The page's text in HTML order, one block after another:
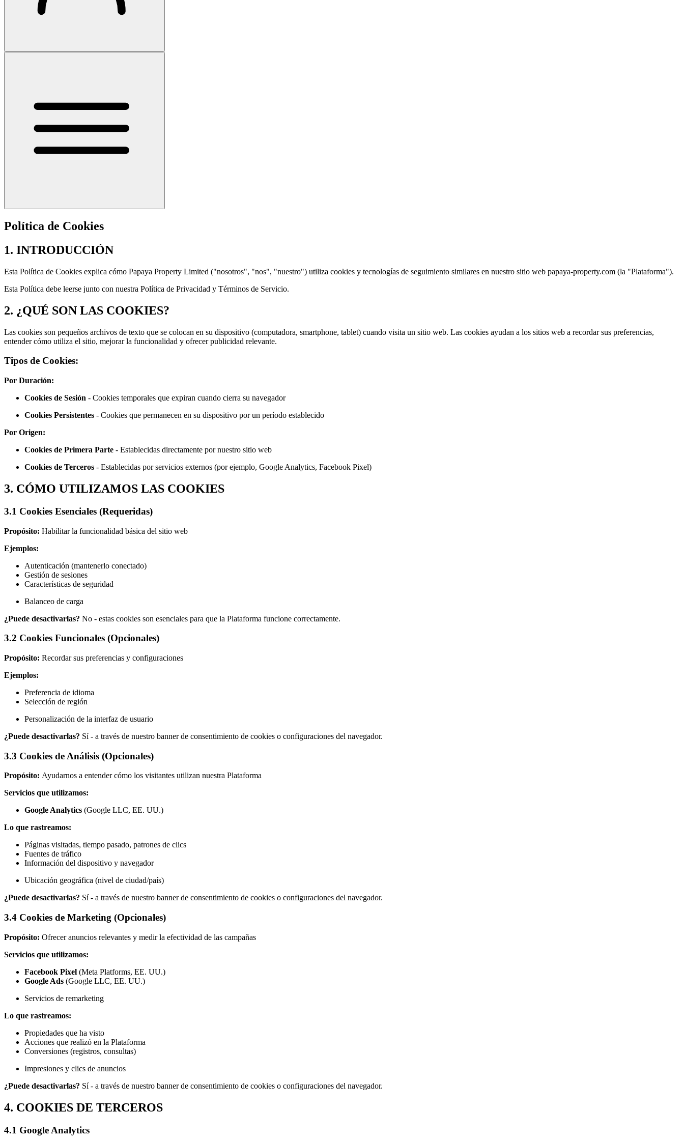
Política de Cookies
1. INTRODUCCIÓN
Esta Política de Cookies explica cómo Papaya Property Limited ("nosotros", "nos", "nuestro") utiliza cookies y tecnologías de seguimiento similares en nuestro sitio web papaya-property.com (la "Plataforma").
Esta Política debe leerse junto con nuestra Política de Privacidad y Términos de Servicio.
2. ¿QUÉ SON LAS COOKIES?
Las cookies son pequeños archivos de texto que se colocan en su dispositivo (computadora, smartphone, tablet) cuando visita un sitio web. Las cookies ayudan a los sitios web a recordar sus preferencias,
entender cómo utiliza el sitio, mejorar la funcionalidad y ofrecer publicidad relevante.
Tipos de Cookies:
Por Duración:
Cookies de Sesión - Cookies temporales que expiran cuando cierra su navegador
Cookies Persistentes - Cookies que permanecen en su dispositivo por un período establecido
Por Origen:
Cookies de Primera Parte - Establecidas directamente por nuestro sitio web
Cookies de Terceros - Establecidas por servicios externos (por ejemplo, Google Analytics, Facebook Pixel)
3. CÓMO UTILIZAMOS LAS COOKIES
3.1 Cookies Esenciales (Requeridas)
Propósito: Habilitar la funcionalidad básica del sitio web
Ejemplos:
Autenticación (mantenerlo conectado)
Gestión de sesiones
Características de seguridad
Balanceo de carga
¿Puede desactivarlas? No - estas cookies son esenciales para que la Plataforma funcione correctamente.
3.2 Cookies Funcionales (Opcionales)
Propósito: Recordar sus preferencias y configuraciones
Ejemplos:
Preferencia de idioma
Selección de región
Personalización de la interfaz de usuario
¿Puede desactivarlas? Sí - a través de nuestro banner de consentimiento de cookies o configuraciones del navegador.
3.3 Cookies de Análisis (Opcionales)
Propósito: Ayudarnos a entender cómo los visitantes utilizan nuestra Plataforma
Servicios que utilizamos:
Google Analytics (Google LLC, EE. UU.)
Lo que rastreamos:
Páginas visitadas, tiempo pasado, patrones de clics
Fuentes de tráfico
Información del dispositivo y navegador
Ubicación geográfica (nivel de ciudad/país)
¿Puede desactivarlas? Sí - a través de nuestro banner de consentimiento de cookies o configuraciones del navegador.
3.4 Cookies de Marketing (Opcionales)
Propósito: Ofrecer anuncios relevantes y medir la efectividad de las campañas
Servicios que utilizamos:
Facebook Pixel (Meta Platforms, EE. UU.)
Google Ads (Google LLC, EE. UU.)
Servicios de remarketing
Lo que rastreamos:
Propiedades que ha visto
Acciones que realizó en la Plataforma
Conversiones (registros, consultas)
Impresiones y clics de anuncios
¿Puede desactivarlas? Sí - a través de nuestro banner de consentimiento de cookies o configuraciones del navegador.
4. COOKIES DE TERCEROS
4.1 Google Analytics